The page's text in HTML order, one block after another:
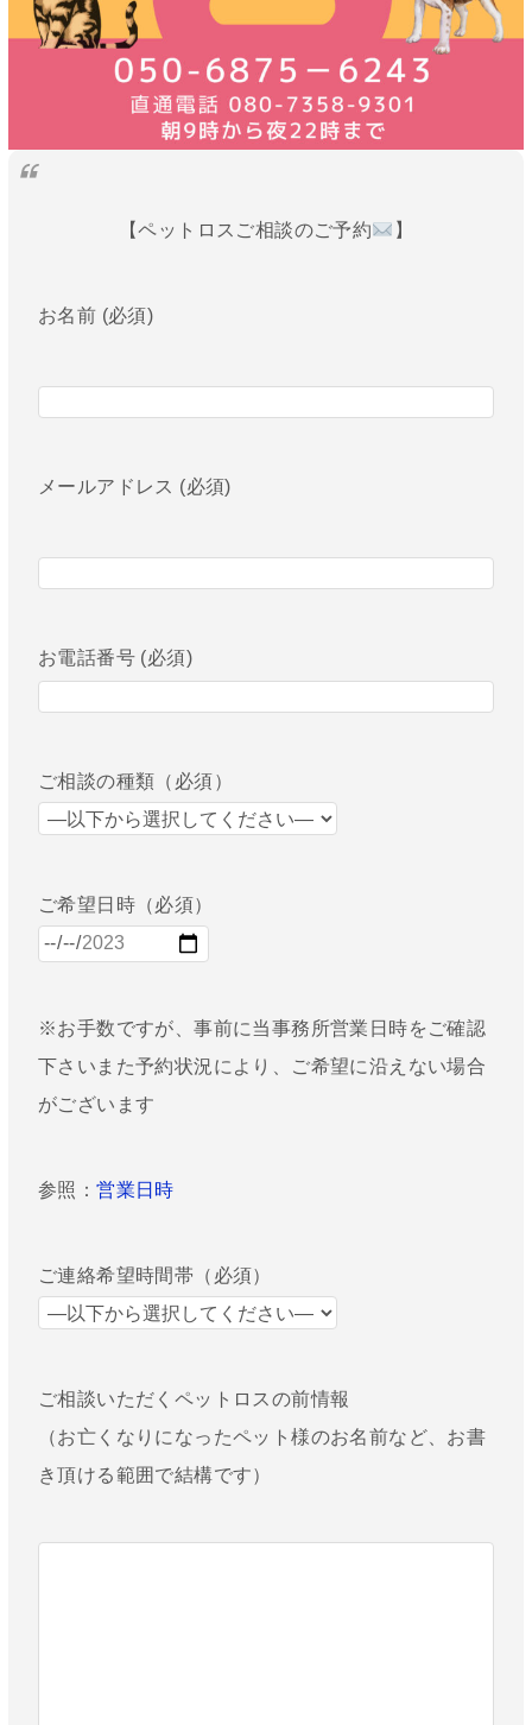
【ペットロスご相談のご予約 】
お名前 (必須)
メールアドレス (必須)
お電話番号 (必須)
ご相談の種類（必須）
ご希望日時（必須）
※お手数ですが、事前に当事務所営業日時をご確認
下さいまた予約状況により、ご希望に沿えない場合
がございます
参照：営業日時
ご連絡希望時間帯（必須）
ご相談いただくペットロスの前情報
（お亡くなりになったペット様のお名前など、お書
き頂ける範囲で結構です）